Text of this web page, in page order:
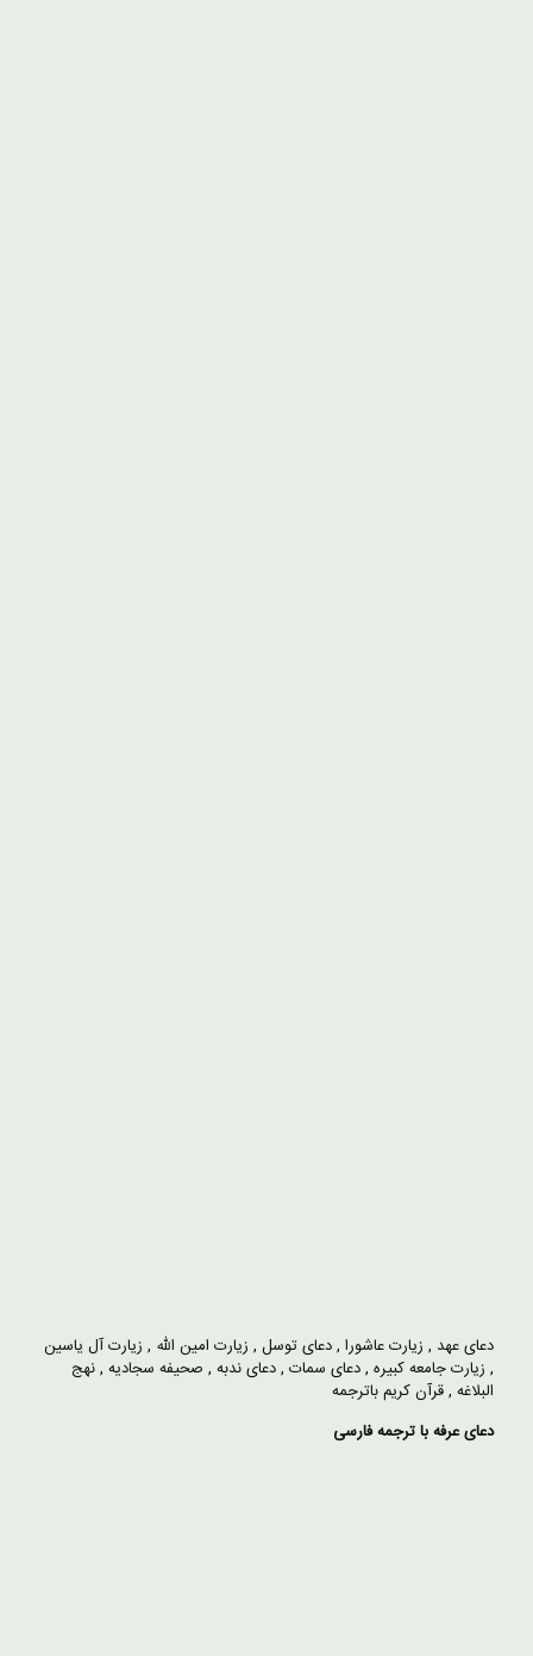
دعای عهد , زیارت عاشورا ,دعای توسل , زیارت امین الله , زیارت آل یاسین
, زیارت جامعه کبیره ,دعای سمات ,دعای ندبه , صحیفه سجادیه ,نهج
البلاغه ,قرآن کریم باترجمه
دعای عرفه با ترجمه فارسی